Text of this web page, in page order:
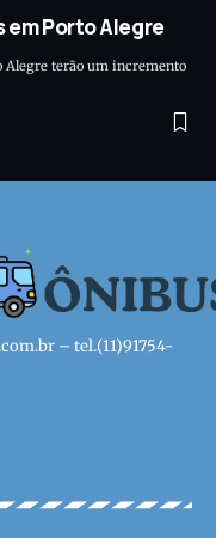
em Porto Alegre
Alegre terão um incremento
– tel.(11)91754-